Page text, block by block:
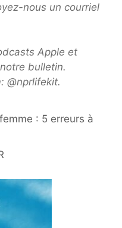
nous un courriel
Apple et
bulletin.
@nprlifekit.
: 5 erreurs à